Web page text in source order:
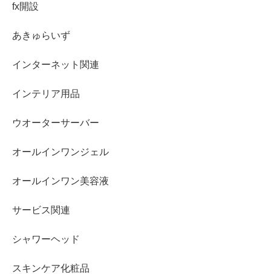
fx開設
あきゅらいず
インターネット関連
インテリア用品
ウオーターサーバー
オールインワンジェル
オールインワン美容液
サービス関連
シャワーヘッド
スキンケア化粧品